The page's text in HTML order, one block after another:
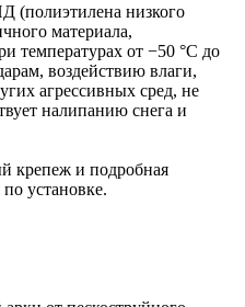
(полиэтилена низкого
материала,
температурах от −50 °C до
воздействию влаги,
агрессивных сред, не
налипанию снега и
крепеж и подробная
установке.